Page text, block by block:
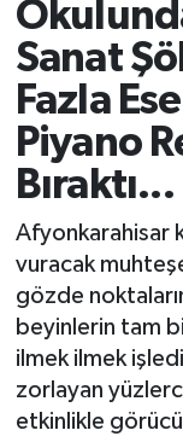
Sanat
Fazla
Piyano
Bıraktı...
Afyonkarahisar
vuracak
gözde
beyinlerin tam
ilmek ilmek
zorlayan
etkinlikle
Siyaset
Spor
Eğitim
Sağlık
Teknoloji
Kültür -
Yaşam
Süper Lig
Tüm
Son Dakika
Haber Arşivi